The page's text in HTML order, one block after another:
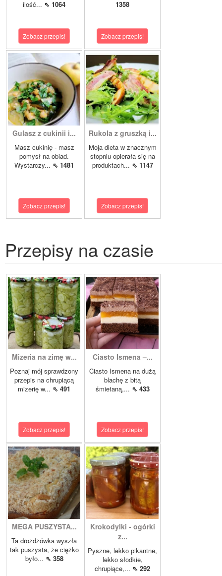
ilość... ⇖ 1064
Zobacz przepis!
1358
Zobacz przepis!
Gulasz z cukinii i...
Masz cukinię - masz
pomysł na obiad.
Wystarczy... ⇖ 1481
Zobacz przepis!
Rukola z gruszką i...
Moja dieta w znacznym
stopniu opierała się na
produktach... ⇖ 1147
Zobacz przepis!
Przepisy na czasie
Mizeria na zimę w...
Poznaj mój sprawdzony
przepis na chrupiącą
mizerię w... ⇖ 491
Zobacz przepis!
Ciasto Ismena –...
Ciasto Ismena na dużą
blachę z bitą
śmietaną,... ⇖ 433
Zobacz przepis!
MEGA PUSZYSTA...
Ta drożdżówka wyszła
tak puszysta, że ciężko
było... ⇖ 358
Krokodylki - ogórki
z...
Pyszne, lekko pikantne,
lekko słodkie,
chrupiące,... ⇖ 292